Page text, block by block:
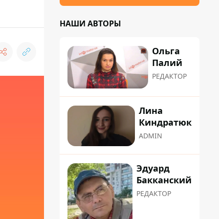
НАШИ АВТОРЫ
Ольга
Палий
РЕДАКТОР
Лина
Киндратюк
ADMIN
Эдуард
Бакканский
РЕДАКТОР